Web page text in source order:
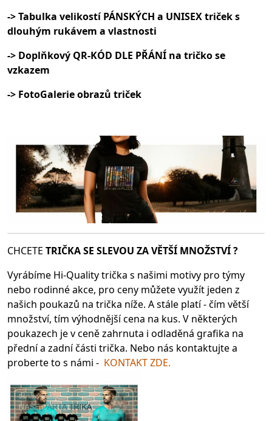
-> Tabulka velikostí PÁNSKÝCH a UNISEX triček s
dlouhým rukávem a vlastnosti
-> Doplňkový QR-KÓD DLE PŘÁNÍ na tričko se
vzkazem
-> FotoGalerie obrazů triček
CHCETE TRIČKA SE SLEVOU ZA VĚTŠÍ MNOŽSTVÍ ?
Vyrábíme Hi-Quality trička s našimi motivy pro týmy
nebo rodinné akce, pro ceny můžete využít jeden z
našich poukazů na trička níže. A stále platí - čím větší
množství, tím výhodnější cena na kus. V některých
poukazech je v ceně zahrnuta i odladěná grafika na
přední a zadní části trička. Nebo nás kontaktujte a
proberte to s námi - KONTAKT ZDE.